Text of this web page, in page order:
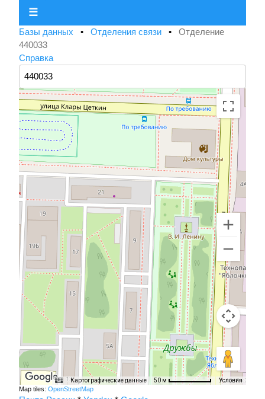
☰
Базы данных • Отделения связи • Отделение
440033
Справка
Картографические данные 50 м Условия
Map tiles: OpenStreetMap